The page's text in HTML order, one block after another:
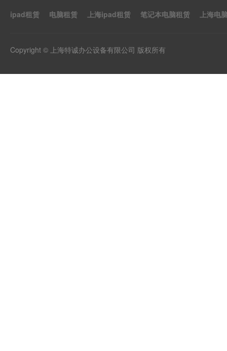
ipad租赁 电脑租赁 上海ipad租赁 笔记本电脑租赁 上海电
Copyright © 上海特诚办公设备有限公司 版权所有